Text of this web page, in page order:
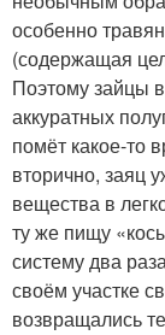
особенно
(содержащая
Поэтому зайцы
аккуратных
помёт какое-то
вторично, заяц
вещества в
ту же пищу
систему два
своём участке
возвращались